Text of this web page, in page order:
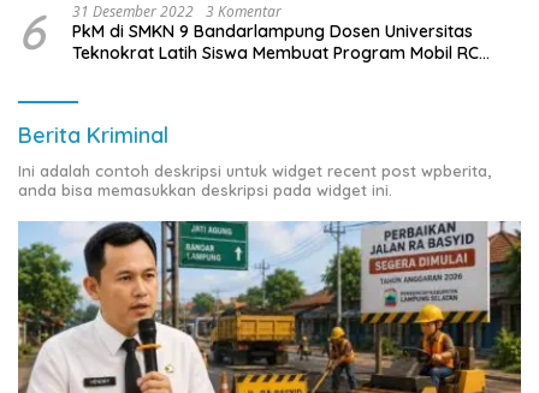
6 31 Desember 2022 3 Komentar
PkM di SMKN 9 Bandarlampung Dosen Universitas
Teknokrat Latih Siswa Membuat Program Mobil RC
Berita Kriminal
Ini adalah contoh deskripsi untuk widget recent post wpberita,
anda bisa memasukkan deskripsi pada widget ini.